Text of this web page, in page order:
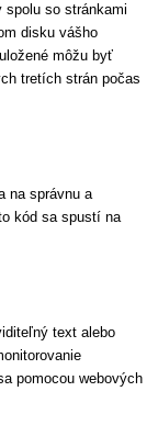
spolu so stránkami
disku vášho
môžu byť
tretích strán počas
na správnu a
kód sa spustí na
text alebo
pomocou webových